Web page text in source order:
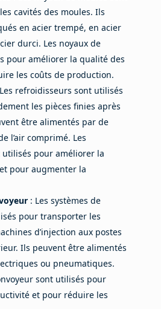
cavités des moules. Ils
en acier trempé, en acier
durci. Les noyaux de
pour améliorer la qualité des
les coûts de production.
refroidisseurs sont utilisés
les pièces finies après
être alimentés par de
l’air comprimé. Les
pour améliorer la
pour augmenter la
: Les systèmes de
pour transporter les
d’injection aux postes
Ils peuvent être alimentés
ou pneumatiques.
sont utilisés pour
et pour réduire les